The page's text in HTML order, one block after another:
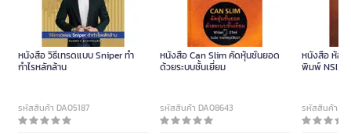
หนังสือ วิธีเทรดแบบ Sniper ทำ
กำไรหลักล้าน
รหัสสินค้า DA05187
หนังสือ Can Slim คัดหุ้นชั้นยอด
ด้วยระบบชั้นเยี่ยม
รหัสสินค้า DA08643
หนังสือ ห้อง
พิมพ์ NSIX
รหัสสินค้า